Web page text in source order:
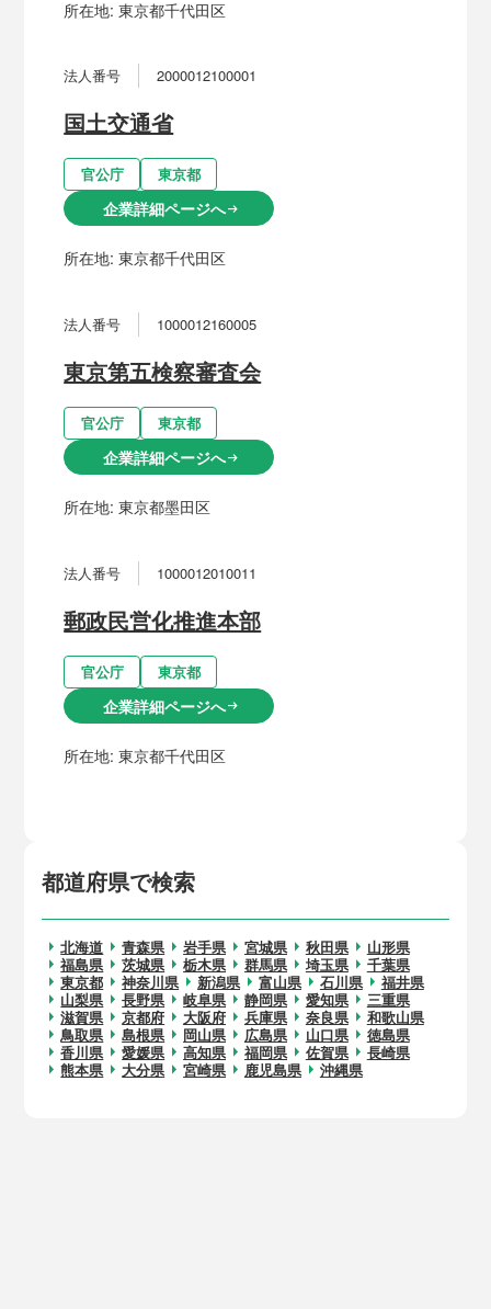
都道府県で検索
北海道 青森県 岩手県 宮城県 秋田県
山形県
福島県
茨城県 栃木県 群馬県 埼玉県
千葉県
東京都
神奈川県 新潟県 富山県 石川県
福井県
山梨県
長野県 岐阜県 静岡県 愛知県
三重県
滋賀県
京都府 大阪府 兵庫県 奈良県
和歌山県
鳥取県
島根県 岡山県 広島県 山口県
徳島県
香川県
愛媛県 高知県 福岡県 佐賀県
長崎県
熊本県
大分県 宮崎県 鹿児島県 沖縄県
所在地:東京都千代田区
法人番号 2000012100001
国土交通省
官公庁 東京都
企業詳細ページへarrow_right_alt
所在地:東京都千代田区
法人番号 1000012160005
東京第五検察審査会
官公庁 東京都
企業詳細ページへarrow_right_alt
所在地:東京都墨田区
法人番号 1000012010011
郵政民営化推進本部
官公庁 東京都
企業詳細ページへarrow_right_alt
所在地:東京都千代田区